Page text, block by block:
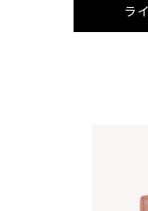
ラ